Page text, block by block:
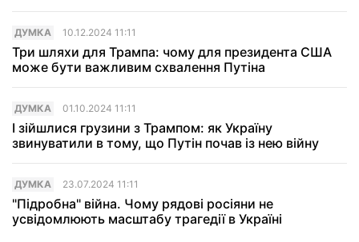
ДУМКА 10.12.2024 11:11
Три шляхи для Трампа: чому для президента США
може бути важливим схвалення Путіна
ДУМКА 01.10.2024 11:11
І зійшлися грузини з Трампом: як Україну
звинуватили в тому, що Путін почав із нею війну
ДУМКА 23.07.2024 11:11
"Підробна" війна. Чому рядові росіяни не
усвідомлюють масштабу трагедії в Україні